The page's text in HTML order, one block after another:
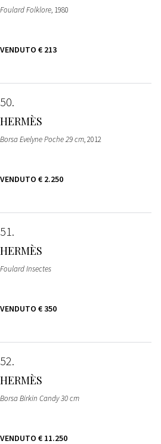
Foulard Folklore, 1980
VENDUTO € 213
50
HERMÈS
Borsa Evelyne Poche 29 cm, 2012
VENDUTO € 2.250
51
HERMÈS
Foulard Insectes
VENDUTO € 350
52
HERMÈS
Borsa Birkin Candy 30 cm
VENDUTO € 11.250